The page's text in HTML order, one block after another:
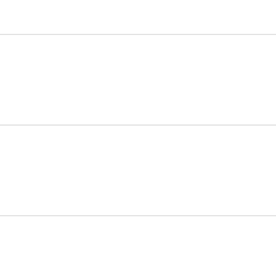
boîte extérieure